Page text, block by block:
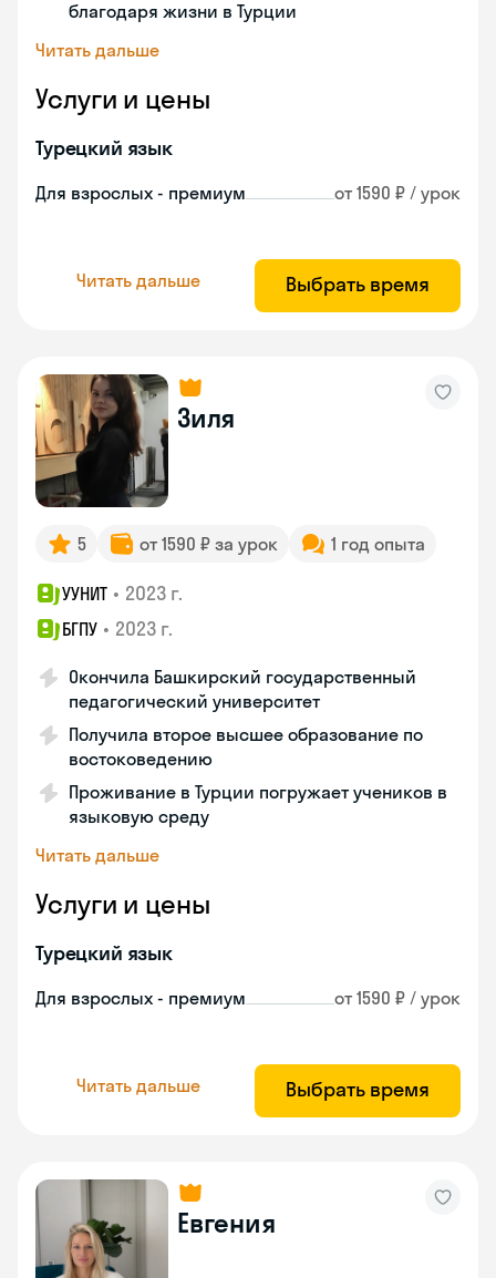
благодаря жизни в Турции
Читать дальше
Услуги и цены
Турецкий язык
Для взрослых - премиум от 1590 ₽ / урок
Читать дальше Выбрать время
Зиля
5 от 1590 ₽ за урок 1 год опыта
УУНИТ • 2023 г.
БГПУ • 2023 г.
Окончила Башкирский государственный
педагогический университет
Получила второе высшее образование по
востоковедению
Проживание в Турции погружает учеников в
языковую среду
Читать дальше
Услуги и цены
Турецкий язык
Для взрослых - премиум от 1590 ₽ / урок
Читать дальше Выбрать время
Евгения